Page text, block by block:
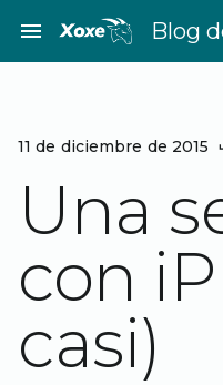
contenido
menu Blog
11 de diciembre de 2015
Una
con
casi)